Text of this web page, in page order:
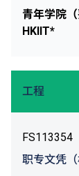
青年学院
HKIIT*
工程
FS113354
职专文凭（